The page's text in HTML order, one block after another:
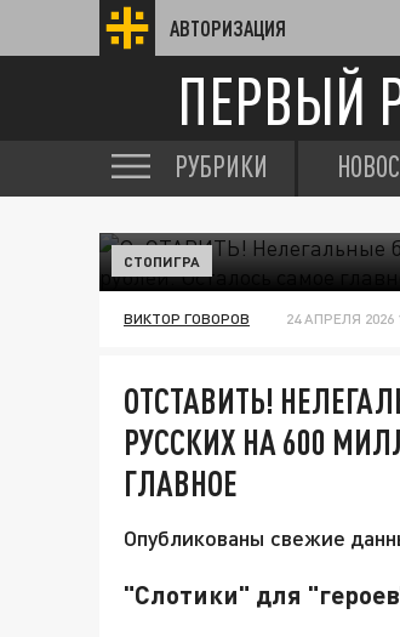
АВТОРИЗАЦИЯ
ПЕРВЫЙ
РУБРИКИ
СТОПИГРА
ВИКТОР ГОВОРОВ 24 АПРЕЛЯ 2026
ОТСТАВИТЬ!
РУССКИХ НА 600
ГЛАВНОЕ
Опубликованы свежие
"Слотики" для